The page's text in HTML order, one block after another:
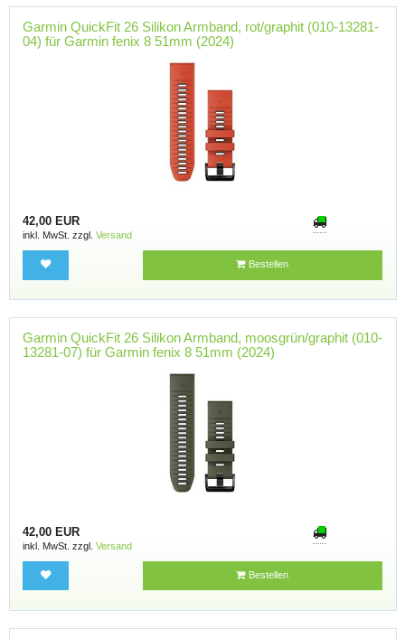
Garmin QuickFit 26 Silikon Armband, rot/graphit (010-13281-
04) für Garmin fenix 8 51mm (2024)
42,00 EUR
inkl. MwSt. zzgl. Versand
Bestellen
Garmin QuickFit 26 Silikon Armband, moosgrün/graphit (010-
13281-07) für Garmin fenix 8 51mm (2024)
42,00 EUR
inkl. MwSt. zzgl. Versand
Bestellen